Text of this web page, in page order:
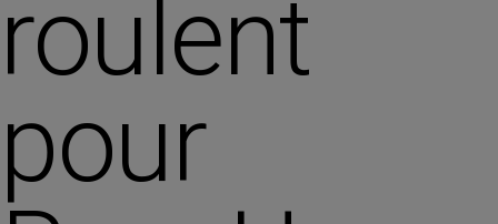
roulent
pour